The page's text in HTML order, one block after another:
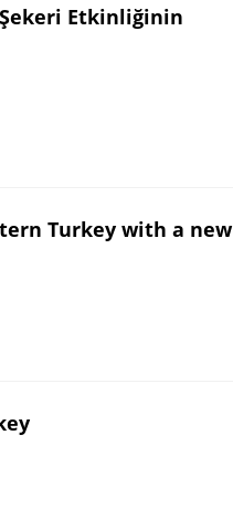
Etkinliğinin
Turkey with a new